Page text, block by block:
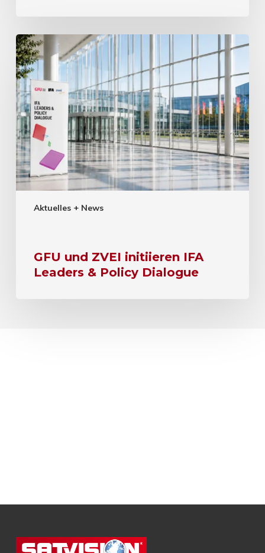
Aktuelles + News
GFU und ZVEI initiieren IFA
Leaders & Policy Dialogue